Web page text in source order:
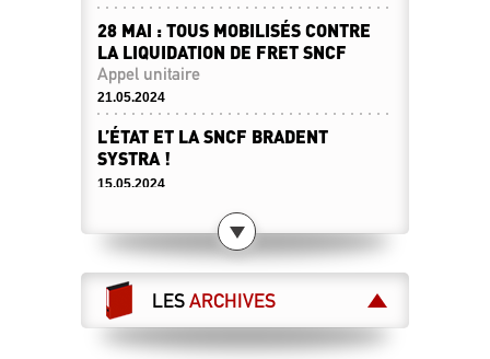
28 MAI : TOUS MOBILISÉS CONTRE
LA LIQUIDATION DE FRET SNCF
Appel unitaire
21.05.2024
L’ÉTAT ET LA SNCF BRADENT
SYSTRA !
15.05.2024
LES CHEMINOT·ES RETRAITÉ·ES
SONT APPELÉS À DIRE STOP À LA
LIBÉRALISATION DES CHEMINS DE
FER !
Le 28 mai, toutes et tous à Paris !
LESARCHIVES